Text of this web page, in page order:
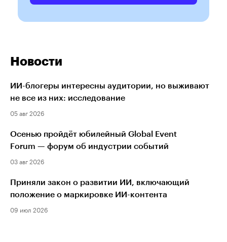
Новости
ИИ-блогеры интересны аудитории, но выживают
не все из них: исследование
05 авг 2026
Осенью пройдёт юбилейный Global Event
Forum — форум об индустрии событий
03 авг 2026
Приняли закон о развитии ИИ, включающий
положение о маркировке ИИ-контента
09 июл 2026